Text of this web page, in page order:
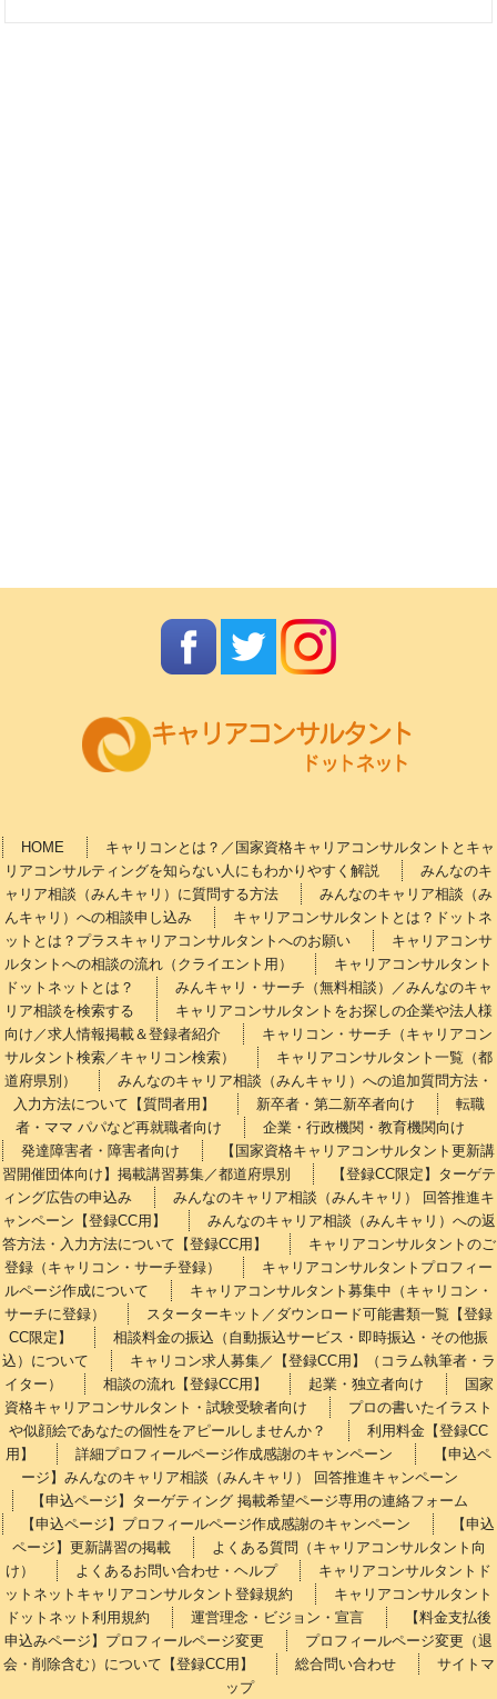
HOME
キャリコンとは？／国家資格キャリアコンサルタントとキャ
リアコンサルティングを知らない人にもわかりやすく解説
みんなのキ
ャリア相談（みんキャリ）に質問する方法
みんなのキャリア相談（み
んキャリ）への相談申し込み
キャリアコンサルタントとは？ドットネ
ットとは？プラスキャリアコンサルタントへのお願い
キャリアコンサ
ルタントへの相談の流れ（クライエント用）
キャリアコンサルタント
ドットネットとは？
みんキャリ・サーチ（無料相談）／みんなのキャ
リア相談を検索する
キャリアコンサルタントをお探しの企業や法人様
向け／求人情報掲載＆登録者紹介
キャリコン・サーチ（キャリアコン
サルタント検索／キャリコン検索）
キャリアコンサルタント一覧（都
道府県別）
みんなのキャリア相談（みんキャリ）への追加質問方法・
入力方法について【質問者用】
新卒者・第二新卒者向け
転職
者・ママ パパなど再就職者向け
企業・行政機関・教育機関向け
発達障害者・障害者向け
【国家資格キャリアコンサルタント更新講
習開催団体向け】掲載講習募集／都道府県別
【登録CC限定】ターゲテ
ィング広告の申込み
みんなのキャリア相談（みんキャリ） 回答推進キ
ャンペーン【登録CC用】
みんなのキャリア相談（みんキャリ）への返
答方法・入力方法について【登録CC用】
キャリアコンサルタントのご
登録（キャリコン・サーチ登録）
キャリアコンサルタントプロフィー
ルページ作成について
キャリアコンサルタント募集中（キャリコン・
サーチに登録）
スターターキット／ダウンロード可能書類一覧【登録
CC限定】
相談料金の振込（自動振込サービス・即時振込・その他振
込）について
キャリコン求人募集／【登録CC用】（コラム執筆者・ラ
イター）
相談の流れ【登録CC用】 起業・独立者向け
国家
資格キャリアコンサルタント・試験受験者向け
プロの書いたイラスト
や似顔絵であなたの個性をアピールしませんか？
利用料金【登録CC
用】
詳細プロフィールページ作成感謝のキャンペーン
【申込ペ
ージ】みんなのキャリア相談（みんキャリ） 回答推進キャンペーン
【申込ページ】ターゲティング 掲載希望ページ専用の連絡フォーム
【申込ページ】プロフィールページ作成感謝のキャンペーン
【申込
ページ】更新講習の掲載
よくある質問（キャリアコンサルタント向
け）
よくあるお問い合わせ・ヘルプ
キャリアコンサルタントド
ットネットキャリアコンサルタント登録規約
キャリアコンサルタント
ドットネット利用規約
運営理念・ビジョン・宣言
【料金支払後
申込みページ】プロフィールページ変更
プロフィールページ変更（退
会・削除含む）について【登録CC用】
総合問い合わせ
サイトマ
ップ